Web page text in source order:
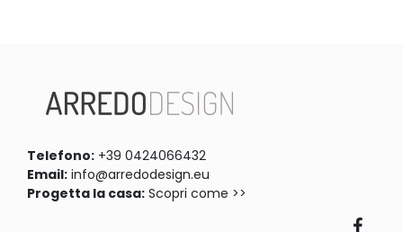
Telefono: +39 0424066432
Email: info@arredodesign.eu
Progetta la casa: Scopri come >>